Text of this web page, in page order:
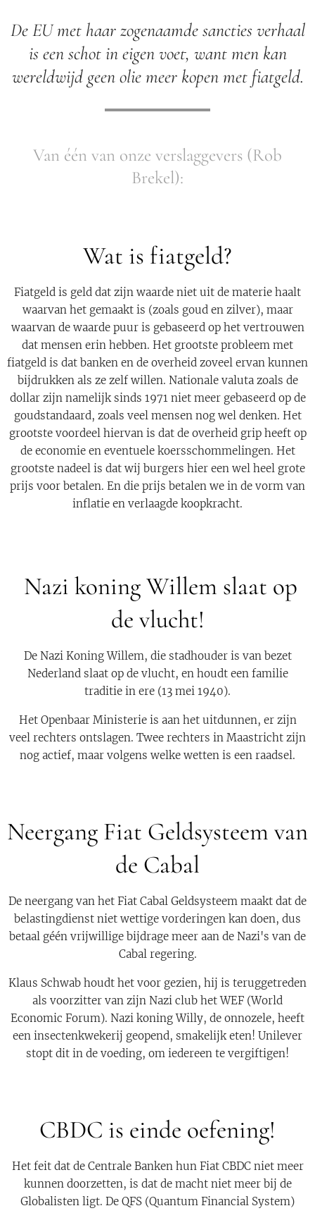
De EU met haar zogenaamde sancties verhaal
is een schot in eigen voet, want men kan
wereldwijd geen olie meer kopen met fiatgeld.
Van één van onze verslaggevers (Rob
Brekel):
Wat is fiatgeld?
Fiatgeld is geld dat zijn waarde niet uit de materie haalt
waarvan het gemaakt is (zoals goud en zilver), maar
waarvan de waarde puur is gebaseerd op het vertrouwen
dat mensen erin hebben. Het grootste probleem met
fiatgeld is dat banken en de overheid zoveel ervan kunnen
bijdrukken als ze zelf willen. Nationale valuta zoals de
dollar zijn namelijk sinds 1971 niet meer gebaseerd op de
goudstandaard, zoals veel mensen nog wel denken. Het
grootste voordeel hiervan is dat de overheid grip heeft op
de economie en eventuele koersschommelingen. Het
grootste nadeel is dat wij burgers hier een wel heel grote
prijs voor betalen. En die prijs betalen we in de vorm van
inflatie en verlaagde koopkracht.
Nazi koning Willem slaat op
de vlucht!
De Nazi Koning Willem, die stadhouder is van bezet
Nederland slaat op de vlucht, en houdt een familie
traditie in ere (13 mei 1940).
Het Openbaar Ministerie is aan het uitdunnen, er zijn
veel rechters ontslagen. Twee rechters in Maastricht zijn
nog actief, maar volgens welke wetten is een raadsel.
Neergang Fiat Geldsysteem van
de Cabal
De neergang van het Fiat Cabal Geldsysteem maakt dat de
belastingdienst niet wettige vorderingen kan doen, dus
betaal géén vrijwillige bijdrage meer aan de Nazi's van de
Cabal regering.
Klaus Schwab houdt het voor gezien, hij is teruggetreden
als voorzitter van zijn Nazi club het WEF (World
Economic Forum). Nazi koning Willy, de onnozele, heeft
een insectenkwekerij geopend, smakelijk eten! Unilever
stopt dit in de voeding, om iedereen te vergiftigen!
CBDC is einde oefening!
Het feit dat de Centrale Banken hun Fiat CBDC niet meer
kunnen doorzetten, is dat de macht niet meer bij de
Globalisten ligt. De QFS (Quantum Financial System)